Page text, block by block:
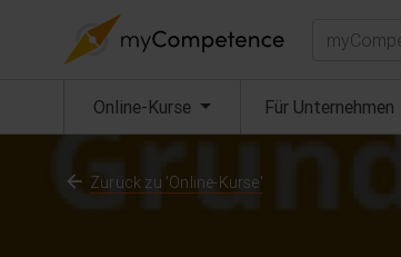
Suchen
Online-Kurse (aktuell) Für Unternehmen
Zurück zu 'Online-Kurse'